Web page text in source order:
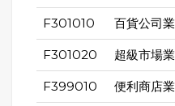
F301010 百貨公司業
F301020 超級市場業
F399010 便利商店業